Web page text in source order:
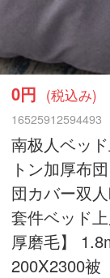
0円 (税込み)
16525912594493
南极人ベッ
トン加厚布
団カバー双
套件ベッド
厚磨毛】
200X2300被